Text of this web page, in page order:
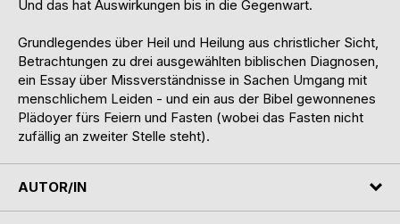
Und das hat Auswirkungen bis in die Gegenwart.
Grundlegendes über Heil und Heilung aus christlicher Sicht,
Betrachtungen zu drei ausgewählten biblischen Diagnosen,
ein Essay über Missverständnisse in Sachen Umgang mit
menschlichem Leiden - und ein aus der Bibel gewonnenes
Plädoyer fürs Feiern und Fasten (wobei das Fasten nicht
zufällig an zweiter Stelle steht).
AUTOR/IN